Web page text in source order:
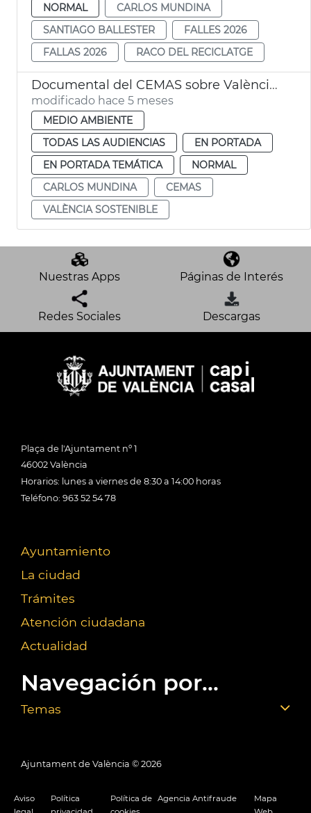
NORMAL
CARLOS MUNDINA
SANTIAGO BALLESTER
FALLES 2026
FALLAS 2026
RACO DEL RECICLATGE
Documental del CEMAS sobre València recibe premio en Berlín
modificado hace 5 meses
MEDIO AMBIENTE
TODAS LAS AUDIENCIAS
EN PORTADA
EN PORTADA TEMÁTICA
NORMAL
CARLOS MUNDINA
CEMAS
VALÈNCIA SOSTENIBLE
Nuestras Apps Páginas de Interés
Redes Sociales Descargas
Plaça de l'Ajuntament nº 1
46002 València
Horarios: lunes a viernes de 8:30 a 14:00 horas
Teléfono: 963 52 54 78
Ayuntamiento
La ciudad
Trámites
Atención ciudadana
Actualidad
Navegación por...
Temas
Ajuntament de València © 2026
Aviso
Política
Política de Agencia Antifraude
Mapa